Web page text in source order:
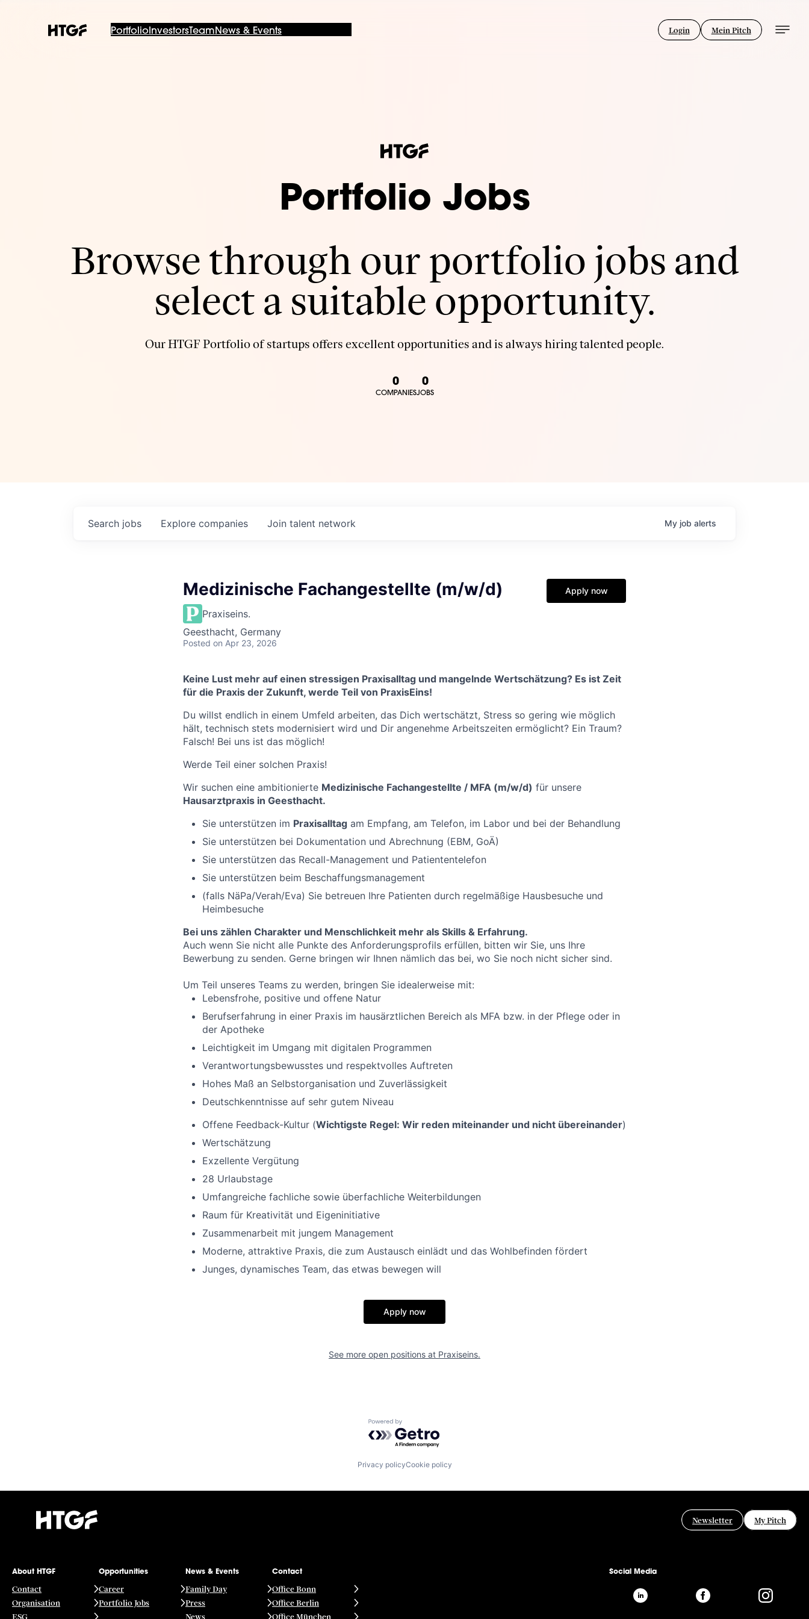
PortfolioInvestorsTeam News & Events Login Mein Pitch
Portfolio Jobs
Browse through our portfolio jobs and
select a suitable opportunity.
Our HTGF Portfolio of startups offers excellent opportunities and is always hiring talented people.
0
COMPANIES
0
JOBS
Search jobs Explore companies Join talent network My job alerts
Medizinische Fachangestellte (m/w/d)
Praxiseins.
Geesthacht, Germany
Posted on Apr 23, 2026
Apply now
Keine Lust mehr auf einen stressigen Praxisalltag und mangelnde Wertschätzung? Es ist Zeit
für die Praxis der Zukunft, werde Teil von PraxisEins!
Du willst endlich in einem Umfeld arbeiten, das Dich wertschätzt, Stress so gering wie möglich
hält, technisch stets modernisiert wird und Dir angenehme Arbeitszeiten ermöglicht? Ein Traum?
Falsch! Bei uns ist das möglich!
Werde Teil einer solchen Praxis!
Wir suchen eine ambitionierte Medizinische Fachangestellte / MFA (m/w/d) für unsere
Hausarztpraxis in Geesthacht.
Sie unterstützen im Praxisalltag am Empfang, am Telefon, im Labor und bei der Behandlung
Sie unterstützen bei Dokumentation und Abrechnung (EBM, GoÄ)
Sie unterstützen das Recall-Management und Patiententelefon
Sie unterstützen beim Beschaffungsmanagement
(falls NäPa/Verah/Eva) Sie betreuen Ihre Patienten durch regelmäßige Hausbesuche und
Heimbesuche
Bei uns zählen Charakter und Menschlichkeit mehr als Skills & Erfahrung.
Auch wenn Sie nicht alle Punkte des Anforderungsprofils erfüllen, bitten wir Sie, uns Ihre
Bewerbung zu senden. Gerne bringen wir Ihnen nämlich das bei, wo Sie noch nicht sicher sind.
Um Teil unseres Teams zu werden, bringen Sie idealerweise mit:
Lebensfrohe, positive und offene Natur
Berufserfahrung in einer Praxis im hausärztlichen Bereich als MFA bzw. in der Pflege oder in
der Apotheke
Leichtigkeit im Umgang mit digitalen Programmen
Verantwortungsbewusstes und respektvolles Auftreten
Hohes Maß an Selbstorganisation und Zuverlässigkeit
Deutschkenntnisse auf sehr gutem Niveau
Offene Feedback-Kultur (Wichtigste Regel: Wir reden miteinander und nicht übereinander)
Wertschätzung
Exzellente Vergütung
28 Urlaubstage
Umfangreiche fachliche sowie überfachliche Weiterbildungen
Raum für Kreativität und Eigeninitiative
Zusammenarbeit mit jungem Management
Moderne, attraktive Praxis, die zum Austausch einlädt und das Wohlbefinden fördert
Junges, dynamisches Team, das etwas bewegen will
Apply now
See more open positions at Praxiseins.
Powered by Getro.com
Privacy policyCookie policy
Newsletter My Pitch
About HTGF
Contact
Organisation
ESG
Opportunities
Career
Portfolio Jobs
News & Events
Family Day
Press
News
Contact
Office Bonn
Office Berlin
Office München
Social Media